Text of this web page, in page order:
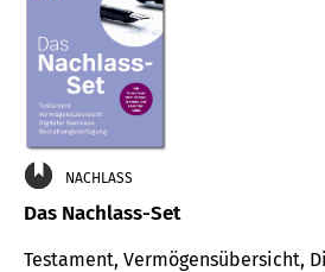
NACHLASS
Das Nachlass-Set
Testament, Vermögens­übersicht,